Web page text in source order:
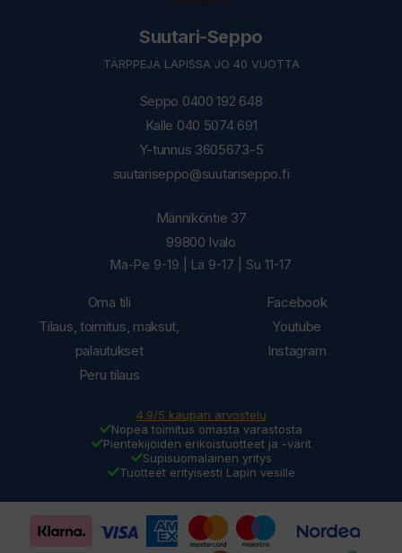
Suutari-Seppo
TÄRPPEJÄ LAPISSA JO 40 VUOTTA
Seppo 0400 192 648
Kalle 040 5074 691
Y-tunnus 3605673-5
suutariseppo@suutariseppo.fi
Oma tili
Tilaus, toimitus, maksut,
palautukset
Peru tilaus
Männiköntie 37
99800 Ivalo
Ma-Pe 9-19 | La 9-17 | Su 11-17
Facebook
Youtube
Instagram
4.9/5 kaupan arvostelu
Nopea toimitus omasta varastosta
Pientekijöiden erikoistuotteet ja -värit
Supisuomalainen yritys
Tuotteet erityisesti Lapin vesille